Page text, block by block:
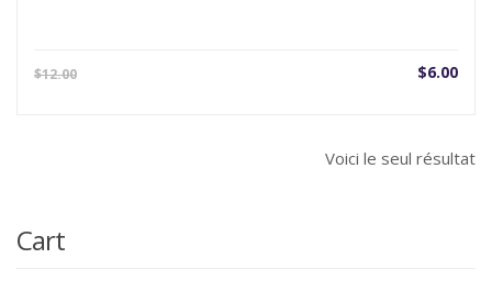
$12.00
Le
$6.00
Le
$6.00.
Voici le seul résultat
Cart